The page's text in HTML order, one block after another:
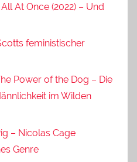
At Once (2022) – Und
feministischer
Power of the Dog – Die
im Wilden
– Nicolas Cage
Genre